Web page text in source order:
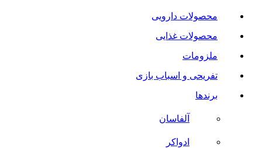
محصولات دارویی
محصولات غذایی
ملزومات
تفریحی و اسباب بازی
برندها
آلفاسان
ادواکر